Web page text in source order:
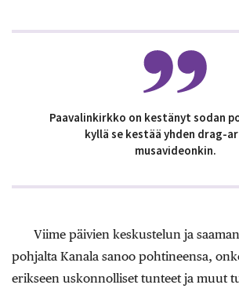
Paavalinkirkko on kestänyt sodan
kyllä se kestää yhden drag-
musavideonkin.
Viime päivien keskustelun ja
pohjalta Kanala sanoo pohtineensa,
erikseen uskonnolliset tunteet ja muut